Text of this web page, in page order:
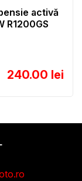
activă
R1200GS
240.00 lei